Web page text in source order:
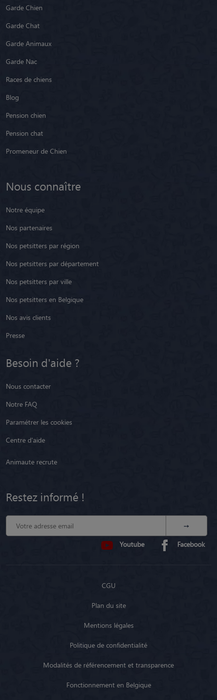
Garde Chien
Garde Chat
Garde Animaux
Garde Nac
Races de chiens
Blog
Pension chien
Pension chat
Promeneur de Chien
Nous connaître
Notre équipe
Nos partenaires
Nos petsitters par région
Nos petsitters par département
Nos petsitters par ville
Nos petsitters en Belgique
Nos avis clients
Presse
Besoin d'aide ?
Nous contacter
Notre FAQ
Paramétrer les cookies
Centre d'aide
Animaute recrute
Restez informé !
Youtube Facebook
CGU
Plan du site
Mentions légales
Politique de confidentialité
Modalités de référencement et transparence
Fonctionnement en Belgique